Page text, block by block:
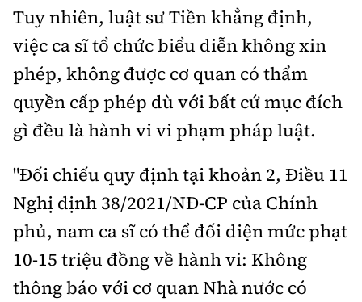
Tuy nhiên, luật sư Tiền khẳng định,
việc ca sĩ tổ chức biểu diễn không xin
phép, không được cơ quan có thẩm
quyền cấp phép dù với bất cứ mục đích
gì đều là hành vi vi phạm pháp luật.
"Đối chiếu quy định tại khoản 2, Điều 11
Nghị định 38/2021/NĐ-CP của Chính
phủ, nam ca sĩ có thể đối diện mức phạt
10-15 triệu đồng về hành vi: Không
thông báo với cơ quan Nhà nước có